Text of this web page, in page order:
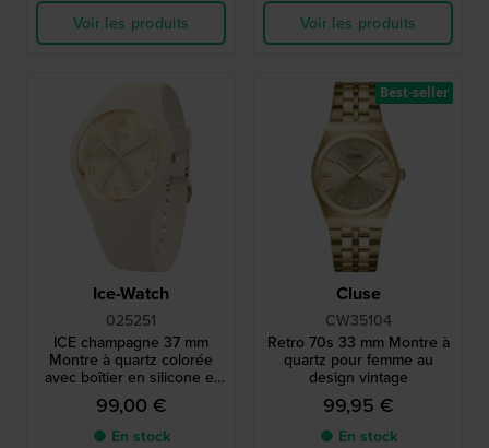
Voir les produits Voir les produits
Ice-Watch
025251
ICE champagne 37 mm
Montre à quartz colorée
avec boîtier en silicone et
bracelet intégré
99,00 €
● En stock
Cluse
CW35104
Retro 70s 33 mm Montre à
quartz pour femme au
design vintage
99,95 €
● En stock
Best-seller